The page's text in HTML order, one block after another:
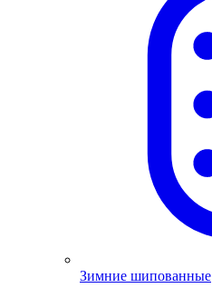
Зимние шипованные